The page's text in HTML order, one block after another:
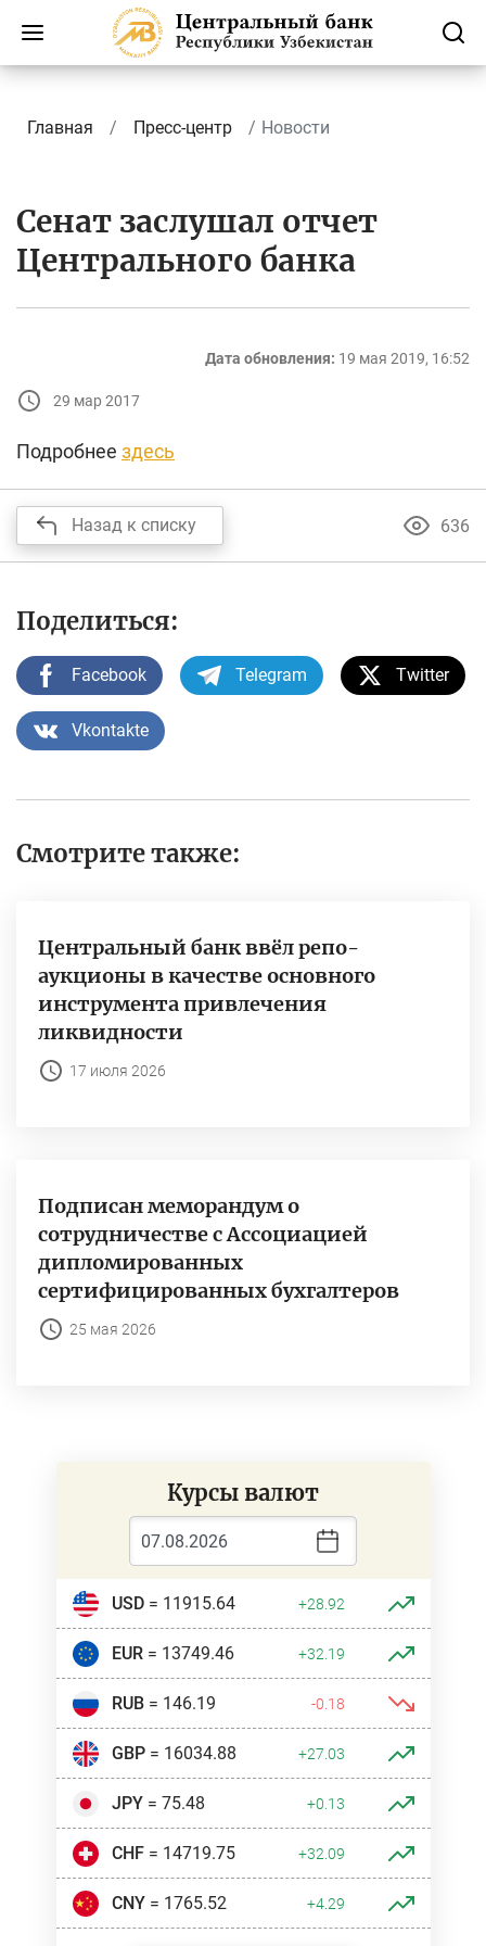
Главная Пресс-центр Новости
Сенат заслушал отчет
Центрального банка
Дата обновления: 19 мая 2019, 16:52
29 мар 2017
Подробнее здесь
Назад к списку 636
Поделиться:
Facebook Telegram Twitter
Vkontakte
Смотрите также:
Центральный банк ввёл репо-
аукционы в качестве основного
инструмента привлечения
ликвидности
17 июля 2026
Подписан меморандум о
сотрудничестве с Ассоциацией
дипломированных
сертифицированных бухгалтеров
25 мая 2026
Курсы валют
USD= 11915.64 +28.92
EUR= 13749.46 +32.19
RUB= 146.19 -0.18
GBP= 16034.88 +27.03
JPY= 75.48 +0.13
CHF= 14719.75 +32.09
CNY= 1765.52 +4.29